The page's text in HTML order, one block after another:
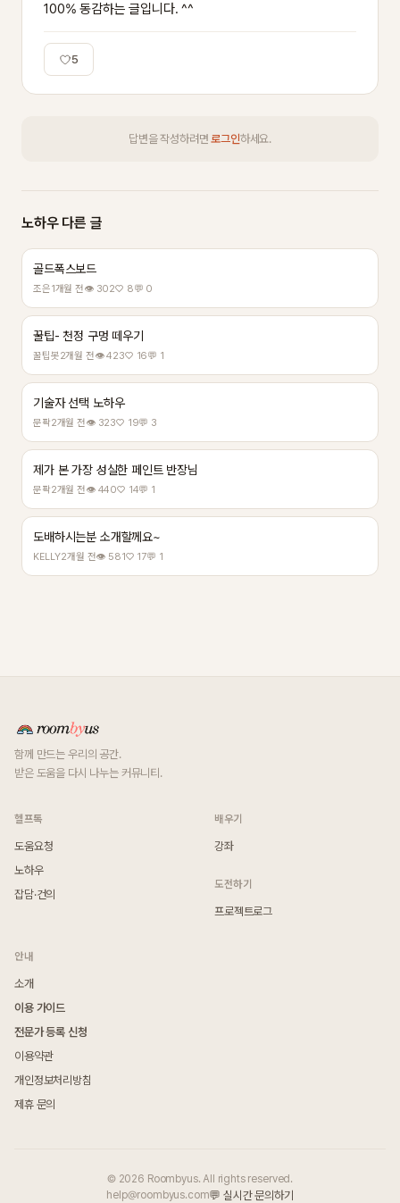
100% 동감하는 글입니다. ^^
5
답변을 작성하려면로그인하세요.
노하우 다른 글
골드폭스보드
조은1개월 전👁 302♡ 8💬 0
꿀팁- 천정 구멍 떼우기
꿀팁봇2개월 전👁 423♡ 16💬 1
기술자 선택 노하우
문팍2개월 전👁 323♡ 19💬 3
제가 본 가장 성실한 페인트 반장님
문팍2개월 전👁 440♡ 14💬 1
도배하시는분 소개할께요~
KELLY2개월 전👁 581♡ 17💬 1
함께 만드는 우리의 공간.
받은 도움을 다시 나누는 커뮤니티.
헬프톡
도움요청
노하우
잡담·건의
배우기
강좌
도전하기
프로젝트로그
안내
소개
이용 가이드
전문가 등록 신청
이용약관
개인정보처리방침
제휴 문의
© 2026 Roombyus. All rights reserved.
help@roombyus.com💬 실시간 문의하기